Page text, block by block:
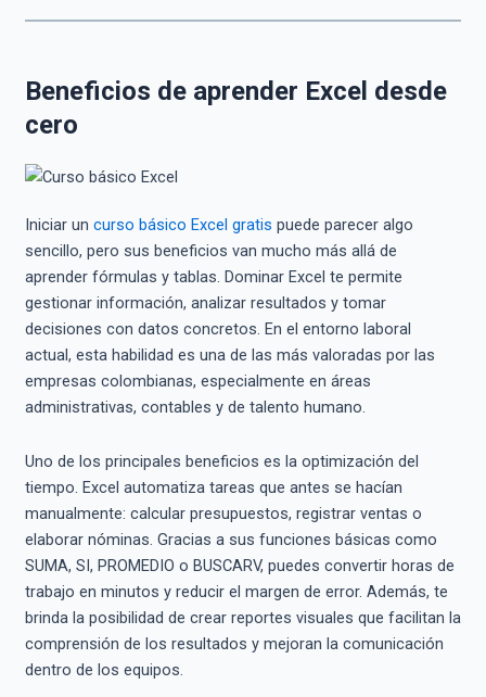
Beneficios de aprender Excel desde
cero
Iniciar un curso básico Excel gratis puede parecer algo
sencillo, pero sus beneficios van mucho más allá de
aprender fórmulas y tablas. Dominar Excel te permite
gestionar información, analizar resultados y tomar
decisiones con datos concretos. En el entorno laboral
actual, esta habilidad es una de las más valoradas por las
empresas colombianas, especialmente en áreas
administrativas, contables y de talento humano.
Uno de los principales beneficios es la optimización del
tiempo. Excel automatiza tareas que antes se hacían
manualmente: calcular presupuestos, registrar ventas o
elaborar nóminas. Gracias a sus funciones básicas como
SUMA, SI, PROMEDIO o BUSCARV, puedes convertir horas de
trabajo en minutos y reducir el margen de error. Además, te
brinda la posibilidad de crear reportes visuales que facilitan la
comprensión de los resultados y mejoran la comunicación
dentro de los equipos.